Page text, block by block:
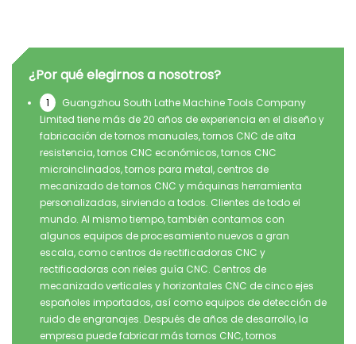
¿Por qué elegirnos a nosotros?
1
Guangzhou South Lathe Machine Tools Company
Limited tiene más de 20 años de experiencia en el diseño y
fabricación de tornos manuales, tornos CNC de alta
resistencia, tornos CNC económicos, tornos CNC
microinclinados, tornos para metal, centros de
mecanizado de tornos CNC y máquinas herramienta
personalizadas, sirviendo a todos. Clientes de todo el
mundo. Al mismo tiempo, también contamos con
algunos equipos de procesamiento nuevos a gran
escala, como centros de rectificadoras CNC y
rectificadoras con rieles guía CNC. Centros de
mecanizado verticales y horizontales CNC de cinco ejes
españoles importados, así como equipos de detección de
ruido de engranajes. Después de años de desarrollo, la
empresa puede fabricar más tornos CNC, tornos